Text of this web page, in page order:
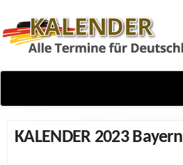
KALENDER 2023 Bayern